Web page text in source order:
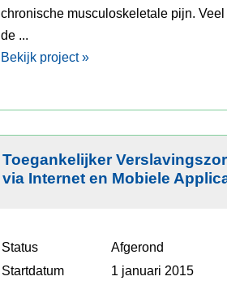
chronische musculoskeletale pijn. Veel
de ...
Bekijk project »
Toegankelijker
via Internet en Mobiele
Status
Afgerond
Startdatum
1 januari 2015